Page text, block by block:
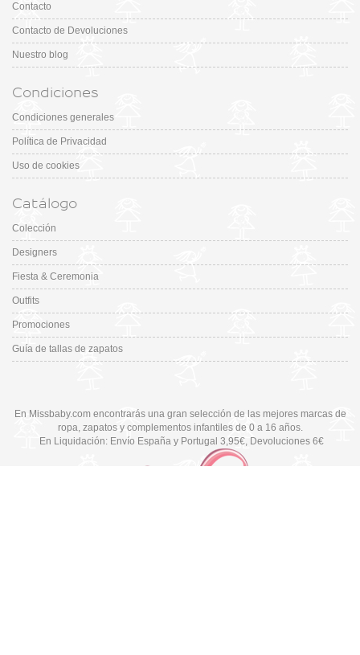
Contacto
Contacto de Devoluciones
Nuestro blog
Condiciones
Condiciones generales
Política de Privacidad
Uso de cookies
Catálogo
Colección
Designers
Fiesta & Ceremonia
Outfits
Promociones
Guía de tallas de zapatos
En Missbaby.com encontrarás una gran selección de las mejores marcas de
ropa, zapatos y complementos infantiles de 0 a 16 años.
En Liquidación: Envío España y Portugal 3,95€, Devoluciones 6€